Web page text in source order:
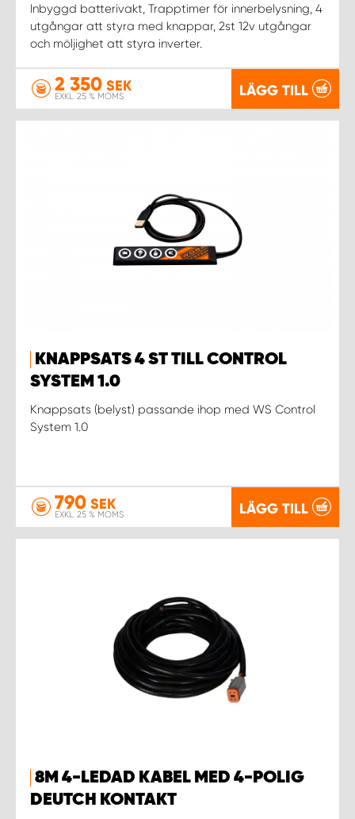
Inbyggd batterivakt, Trapptimer för innerbelysning, 4
utgångar att styra med knappar, 2st 12v utgångar
och möljighet att styra inverter.
2 350 SEK
EXKL. 25 % MOMS LÄGG TILL
KNAPPSATS 4 ST TILL CONTROL
SYSTEM 1.0
Knappsats (belyst) passande ihop med WS Control
System 1.0
790 SEK
EXKL. 25 % MOMS LÄGG TILL
8M 4-LEDAD KABEL MED 4-POLIG
DEUTCH KONTAKT